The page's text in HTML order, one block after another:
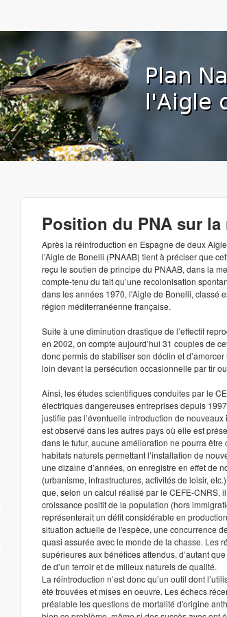
Position du PNA sur
Après la réintroduction en Espagne de deux
l’Aigle de Bonelli (PNAAB) tient à préciser que
reçu le soutien de principe du PNAAB, dans la
compte-tenu du fait qu’une recolonisation
dans les années 1970, l'Aigle de Bonelli, classé
région méditerranéenne française.
Suite à une diminution drastique de l’effectif
en 2002, on compte aujourd’hui 31 couples de
donc permis de stabiliser son déclin et
loin devant la persécution occasionnelle par tir
Ainsi, les études scientifiques conduites par le
électriques dangereuses entreprises depuis
justifie pas l’éventuelle introduction de
est observé dans les autres pays où elle est
dans le futur, aucune amélioration ne pourra
habitats naturels permettant l’installation de
une dizaine d’années, on enregistre en effet de
(urbanisme, infrastructures, activités de loisir,
que, selon un calcul réalisé par le CEFE-CNRS,
croissance positif de la population (hors
représenterait un défit considérable en
situation actuelle de l'espèce, une concurrence
quasi assurée avec le monde de la chasse. Les
supérieures aux bénéfices attendus, d’autant
de d’un terroir et de milieux naturels de qualité.
La réintroduction n’est donc qu’un outil dont
été trouvées et mises en oeuvre. Les échecs
préalable les questions de mortalité d'origine